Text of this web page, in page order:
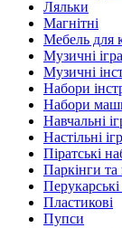
Ляльки
Магнітні
Мебель для
Музичні
Музичні
Набори
Набори
Навчальні
Настільні
Піратські
Паркінги та
Пластикові
Пупси